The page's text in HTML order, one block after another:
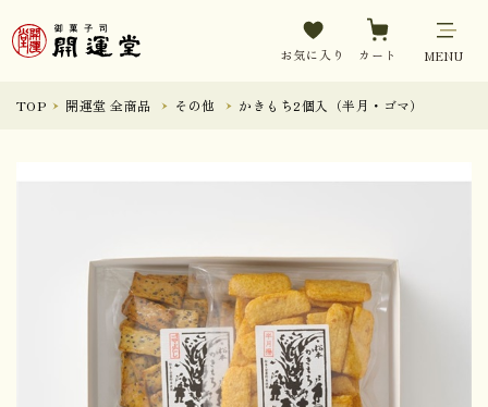
お気に入り カート MENU
TOP 開運堂 全商品 その他 かきもち2個入（半月・ゴマ）